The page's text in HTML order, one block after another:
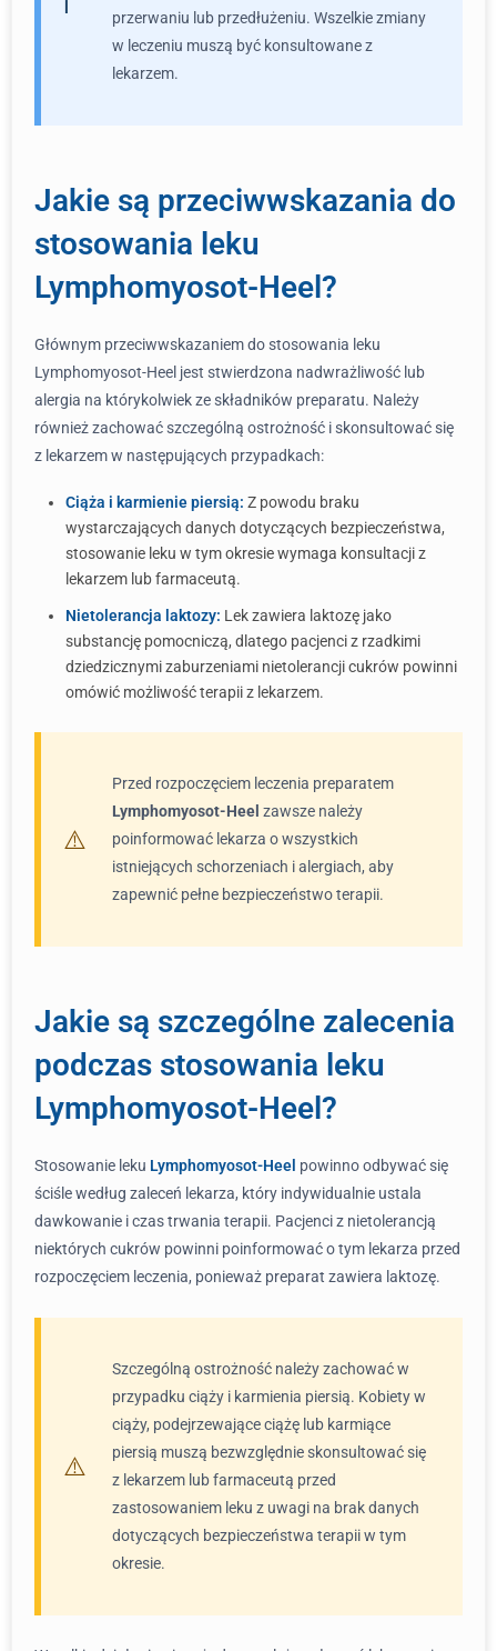
przerwaniu lub przedłużeniu. Wszelkie zmiany
w leczeniu muszą być konsultowane z
lekarzem.
Jakie są przeciwwskazania do
stosowania leku
Lymphomyosot-Heel?
Głównym przeciwwskazaniem do stosowania leku
Lymphomyosot-Heel jest stwierdzona nadwrażliwość lub
alergia na którykolwiek ze składników preparatu. Należy
również zachować szczególną ostrożność i skonsultować się
z lekarzem w następujących przypadkach:
Ciąża i karmienie piersią: Z powodu braku
wystarczających danych dotyczących bezpieczeństwa,
stosowanie leku w tym okresie wymaga konsultacji z
lekarzem lub farmaceutą.
Nietolerancja laktozy: Lek zawiera laktozę jako
substancję pomocniczą, dlatego pacjenci z rzadkimi
dziedzicznymi zaburzeniami nietolerancji cukrów powinni
omówić możliwość terapii z lekarzem.
Przed rozpoczęciem leczenia preparatem
Lymphomyosot-Heel zawsze należy
poinformować lekarza o wszystkich
istniejących schorzeniach i alergiach, aby
zapewnić pełne bezpieczeństwo terapii.
Jakie są szczególne zalecenia
podczas stosowania leku
Lymphomyosot-Heel?
Stosowanie leku Lymphomyosot-Heel powinno odbywać się
ściśle według zaleceń lekarza, który indywidualnie ustala
dawkowanie i czas trwania terapii. Pacjenci z nietolerancją
niektórych cukrów powinni poinformować o tym lekarza przed
rozpoczęciem leczenia, ponieważ preparat zawiera laktozę.
Szczególną ostrożność należy zachować w
przypadku ciąży i karmienia piersią. Kobiety w
ciąży, podejrzewające ciążę lub karmiące
piersią muszą bezwzględnie skonsultować się
z lekarzem lub farmaceutą przed
zastosowaniem leku z uwagi na brak danych
dotyczących bezpieczeństwa terapii w tym
okresie.